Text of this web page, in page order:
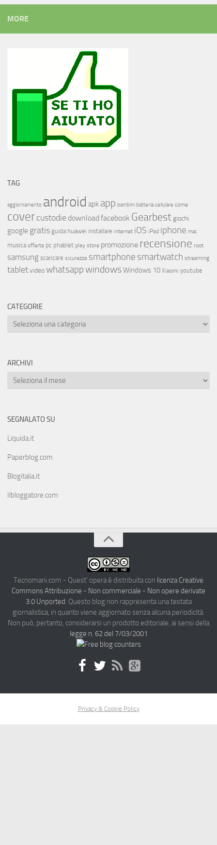
MORE
TAG
aggiornamento android apk app bambini batteria cellulare come
covercustodie download facebook Gearbest giochi
google gratis guida huawei installare internet iOS iPad iphone mac
musica offerta pc phablet play store promozione recensione root
samsungscaricare sicurezza smartphone smartwatch streaming
tabletvideowhatsappwindowsWindows 10 Xiaomi youtube
CATEGORIE
ARCHIVI
SEGNALATO SU
Liquida.it
Paperblog.com
Blogitalia.it
Ilbloggatore.com
Tecnomani.com - Quest' opera è distribuita con licenza Creative
Commons Attribuzione - Non commerciale - Non opere derivate
3.0 Unported. Questo blog non rappresenta una testata
giornalistica, in quanto viene aggiornato senza alcuna periodicità.
Non può, pertanto, considerarsi un prodotto editoriale, ai sensi della
legge n. 62 del 7/03/2001
Privacy & Cookie Policy